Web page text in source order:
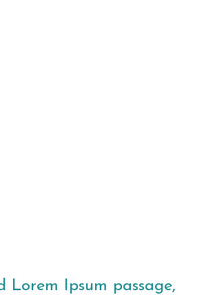
Lorem Ipsum passage,